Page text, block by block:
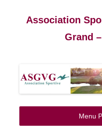
Association
Grand
Menu